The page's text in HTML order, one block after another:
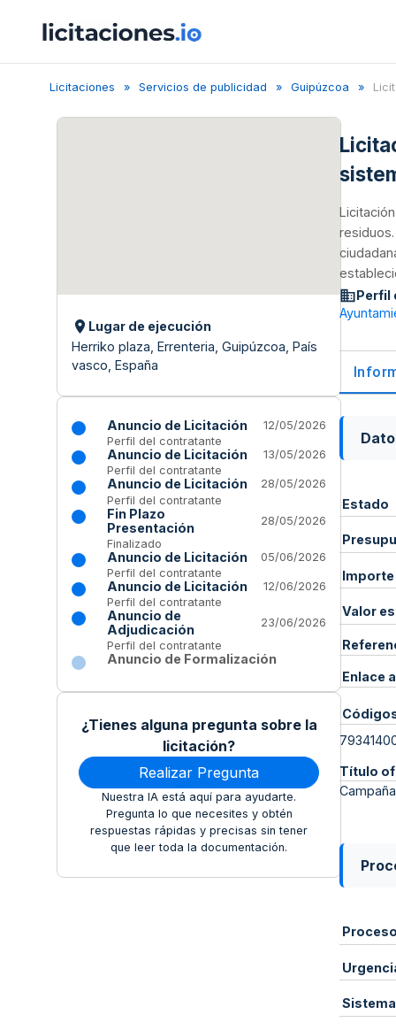
Licitaciones Servicios de publicidad Guipúzcoa
Lugar de ejecución
Herriko plaza, Errenteria, Guipúzcoa, País
vasco, España
Anuncio de Licitación
12/05/2026
Perfil del contratante
Anuncio de Licitación
13/05/2026
Perfil del contratante
Anuncio de Licitación
28/05/2026
Perfil del contratante
Fin Plazo
Presentación
28/05/2026
Finalizado
Anuncio de Licitación
05/06/2026
Perfil del contratante
Anuncio de Licitación
12/06/2026
Perfil del contratante
Anuncio de
Adjudicación
23/06/2026
Perfil del contratante
Anuncio de Formalización
¿Tienes alguna pregunta sobre la
licitación?
Realizar Pregunta
Nuestra IA está aquí para ayudarte.
Pregunta lo que necesites y obtén
respuestas rápidas y precisas sin tener
que leer toda la documentación.
Perfil
Estado
Valor
Enlace
Título
Proceso